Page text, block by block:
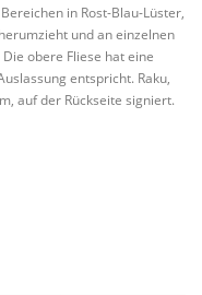
in Rost-Blau-Lüster,
und an einzelnen
obere Fliese hat eine
entspricht. Raku,
auf der Rückseite signiert.